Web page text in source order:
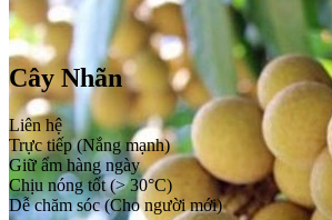
Cây Nhãn
Liên hệ
Trực tiếp (Nắng mạnh)
Giữ ẩm hàng ngày
Chịu nóng tốt (> 30°C)
Dễ chăm sóc (Cho người mới)